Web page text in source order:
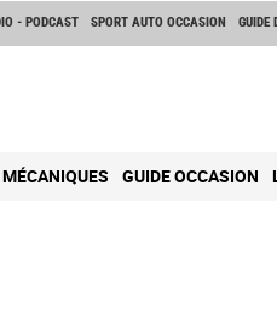
- PODCAST SPORT AUTO OCCASION GUIDE
GUIDE OCCASION